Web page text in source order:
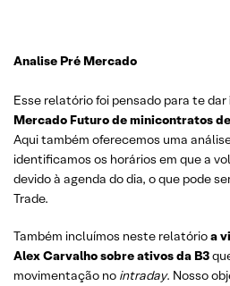
Analise Pré Mercado
Esse relatório foi pensado para te dar
Mercado Futuro de minicontratos
Aqui também oferecemos uma
identificamos os horários em que a
devido à agenda do dia, o que pode
Trade.
Também incluímos neste relatórioa
Alex Carvalho sobre ativos da B3
movimentação no intraday. Nosso